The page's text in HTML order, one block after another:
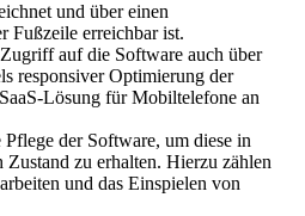
und über einen
Fußzeile erreichbar ist.
auf die Software auch über
responsiver Optimierung der
Lösung für Mobiltelefone an
der Software, um diese in
zu erhalten. Hierzu zählen
und das Einspielen von